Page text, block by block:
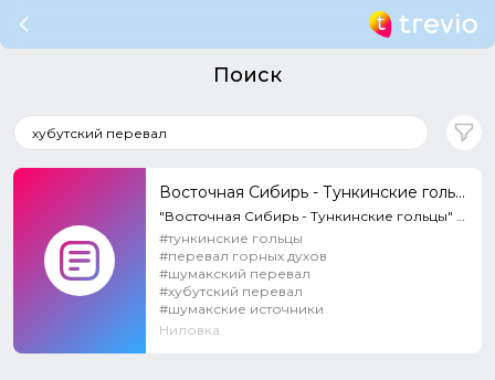
Поиск
Восточная Сибирь - Тункинские гольцы
"Восточная Сибирь - Тункинские гольцы" - третья часть из серии фильмов, рассказывающей о суровой и п...
#тункинские гольцы
#перевал горных духов
#шумакский перевал
#хубутский перевал
#шумакские источники
Ниловка